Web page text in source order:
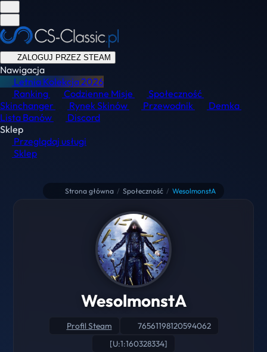
ZALOGUJ PRZEZ STEAM
Nawigacja
Letnia Kolekcja2026
Ranking
Codzienne Misje
Społeczność
Skinchanger
Rynek Skinów Przewodnik
Demka
Lista Banów
Discord
Sklep
Przeglądaj usługi
Sklep
Strona główna / Społeczność / WesolmonstA
WesolmonstA
Profil Steam
76561198120594062
[U:1:160328334]